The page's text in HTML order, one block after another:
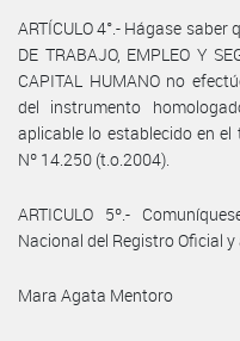
ARTÍCULO 4°.- Hágase saber
DE TRABAJO, EMPLEO Y
CAPITAL HUMANO no
del instrumento
aplicable lo establecido en
Nº 14.250 (t.o.2004).
ARTICULO 5º.-
Nacional del Registro Oficial y
Mara Agata Mentoro